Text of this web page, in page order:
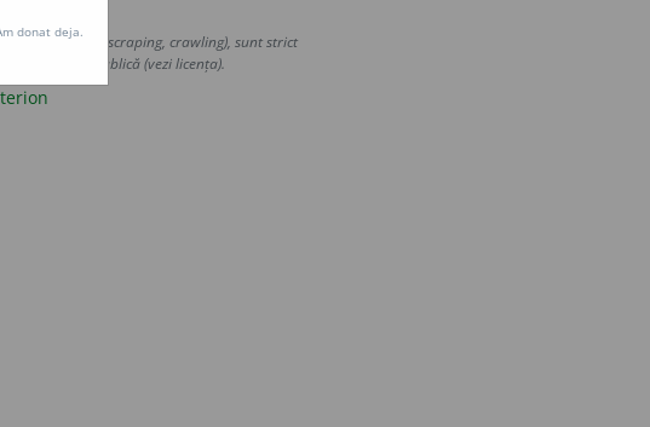
(web scraping, crawling), sunt strict
utilizare publică (vezi licența).
donat deja.